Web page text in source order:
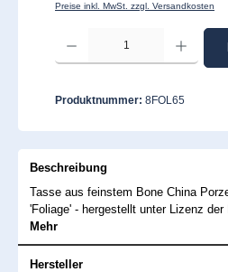
Preise inkl. MwSt. zzgl. Versandkosten
Produkt Anzahl: Gib den gewünschten
Produktnummer: 8FOL65
Beschreibung
Tasse aus feinstem Bone China
'Foliage' - hergestellt unter Lizenz
Mehr
Hersteller